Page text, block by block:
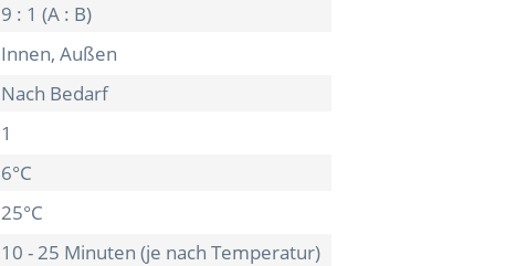
9 : 1 (A : B)
Innen, Außen
Nach Bedarf
1
6°C
25°C
10 - 25 Minuten (je nach Temperatur)